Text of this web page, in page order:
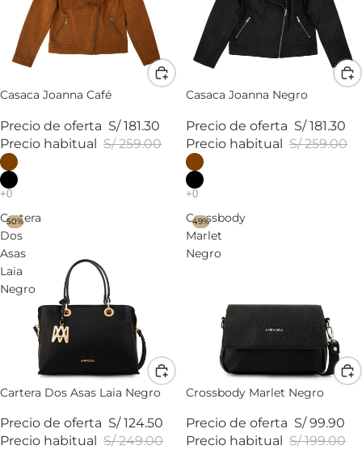
Casaca Joanna Café
Precio de oferta S/ 181.30
Precio habitual S/ 259.00
Casaca Joanna Negro
Precio de oferta S/ 181.30
Precio habitual S/ 259.00
Cartera
Dos
Asas
Laia
Negro
50%
Cartera Dos Asas Laia Negro
Precio de oferta S/ 124.50
Precio habitual S/ 249.00
Crossbody
Marlet
Negro
49%
Crossbody Marlet Negro
Precio de oferta S/ 99.90
Precio habitual S/ 199.00